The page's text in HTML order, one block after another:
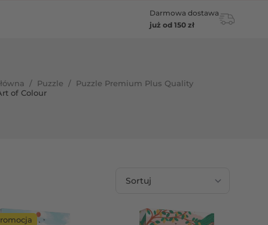
Darmowa dostawa
już od 150 zł
/ Puzzle / Puzzle Premium Plus Quality
of Colour